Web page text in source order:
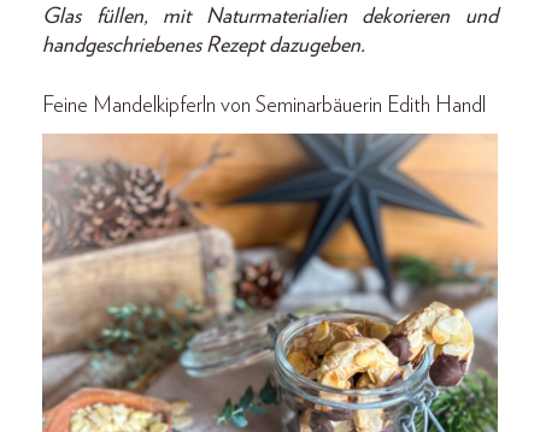
Glas füllen, mit Naturmaterialien dekorieren und
handgeschriebenes Rezept dazugeben.
Feine Mandelkipferln von Seminarbäuerin Edith Handl